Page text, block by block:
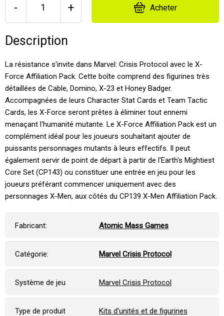
- + Acheter
Description
La résistance s'invite dans Marvel: Crisis Protocol avec le X-
Force Affiliation Pack. Cette boîte comprend des figurines très
détaillées de Cable, Domino, X-23 et Honey Badger.
Accompagnées de leurs Character Stat Cards et Team Tactic
Cards, les X-Force seront prêtes à éliminer tout ennemi
menaçant l'humanité mutante. Le X-Force Affiliation Pack est un
complément idéal pour les joueurs souhaitant ajouter de
puissants personnages mutants à leurs effectifs. Il peut
également servir de point de départ à partir de l'Earth's Mightiest
Core Set (CP143) ou constituer une entrée en jeu pour les
joueurs préférant commencer uniquement avec des
personnages X-Men, aux côtés du CP139 X-Men Affiliation Pack.
Fabricant: Atomic Mass Games
Catégorie: Marvel Crisis Protocol
Système de jeu Marvel Crisis Protocol
Type de produit Kits d'unités et de figurines